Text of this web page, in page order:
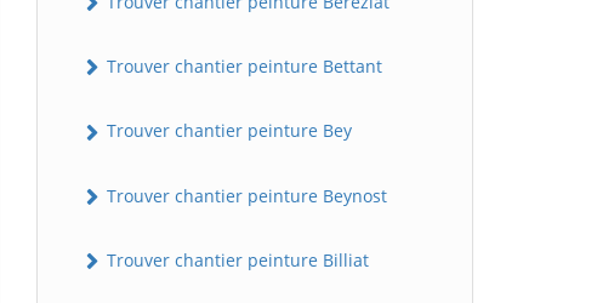
Trouver chantier peinture Bettant
Trouver chantier peinture Bey
Trouver chantier peinture Beynost
Trouver chantier peinture Billiat